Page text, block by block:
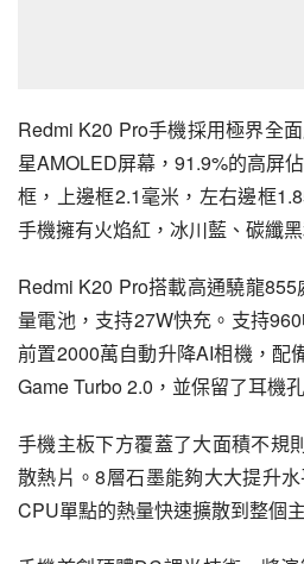
Redmi K20 Pro手機採用極界全
星AMOLED屏幕，91.9%的高屏
框，上邊框2.1毫米，左右邊框
手機擁有火焰紅，冰川藍、碳纖
Redmi K20 Pro搭載高通驍龍
量電池，支持27W快充。支持
前置2000萬自動升降AI相機，配
Game Turbo 2.0，並保留了耳機孔
手機主板下方覆蓋了大面積不規
散熱片。8層石墨能夠大大提升
CPU單點的熱量快速擴散到整個